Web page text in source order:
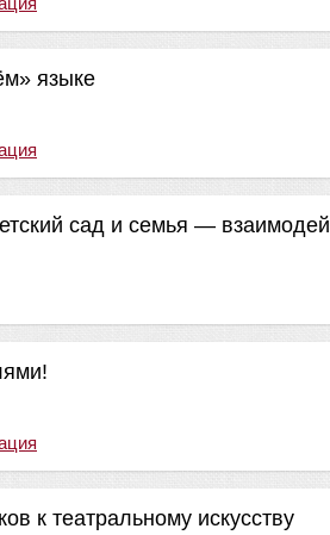
языке
сад и семья —
к театральному искусству